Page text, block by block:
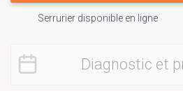
Serrurier disponible en ligne
Diagnostic et